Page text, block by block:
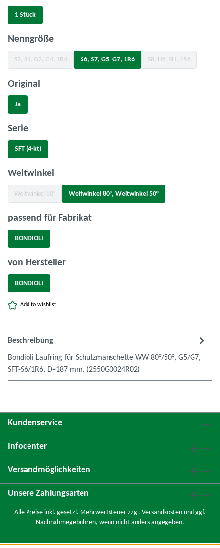
1 Stück
Nenngrößeauswählen
S2, S4, G2, G4, 1R4(Diese Option ist zurzeit nicht verfügbar.)
S6, S7, G5, G7, 1R6 S8, H8, SH, 1R8(Diese Option ist
Original
Ja
Serieauswählen
SFT (4-kt)
Weitwinkel
Weitwinkel 80°(Diese Option ist zurzeit nicht verfügbar.)
Weitwinkel 80°, Weitwinkel 50°
passend für Fabrikatauswählen
BONDIOLI
von Herstellerauswählen
BONDIOLI
Add to wishlist
Beschreibung
Bondioli Laufring für Schutzmanschette WW 80°/50°, G5/G7,
SFT-S6/1R6, D=187 mm, (2550G0024R02)
Kundenservice
Infocenter
Versandmöglichkeiten
Unsere Zahlungsarten
Alle Preise inkl. gesetzl. Mehrwertsteuer zzgl. Versandkosten und ggf.
Nachnahmegebühren, wenn nicht anders angegeben.